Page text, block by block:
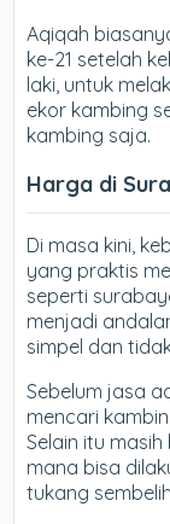
Aqiqah
ke-21 setelah
laki, untuk
ekor kambing
kambing saja.
Harga di
Di masa kini,
yang praktis
seperti
menjadi
simpel dan
Sebelum jasa
mencari
Selain itu
mana bisa
tukang